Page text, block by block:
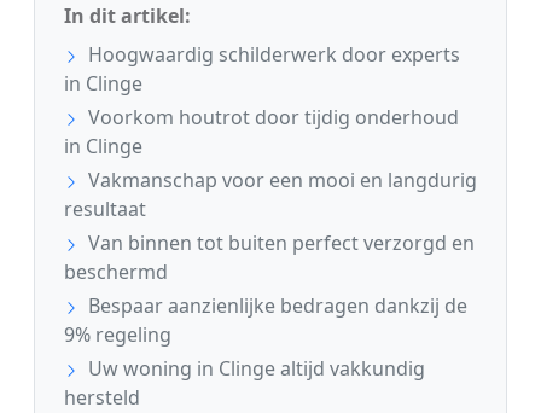
In dit artikel:
Hoogwaardig schilderwerk door experts
in Clinge
Voorkom houtrot door tijdig onderhoud
in Clinge
Vakmanschap voor een mooi en langdurig
resultaat
Van binnen tot buiten perfect verzorgd en
beschermd
Bespaar aanzienlijke bedragen dankzij de
9% regeling
Uw woning in Clinge altijd vakkundig
hersteld